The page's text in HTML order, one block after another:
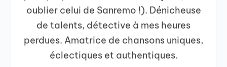
oublier celui de Sanremo !). Dénicheuse
de talents, détective à mes heures
perdues. Amatrice de chansons uniques,
éclectiques et authentiques.